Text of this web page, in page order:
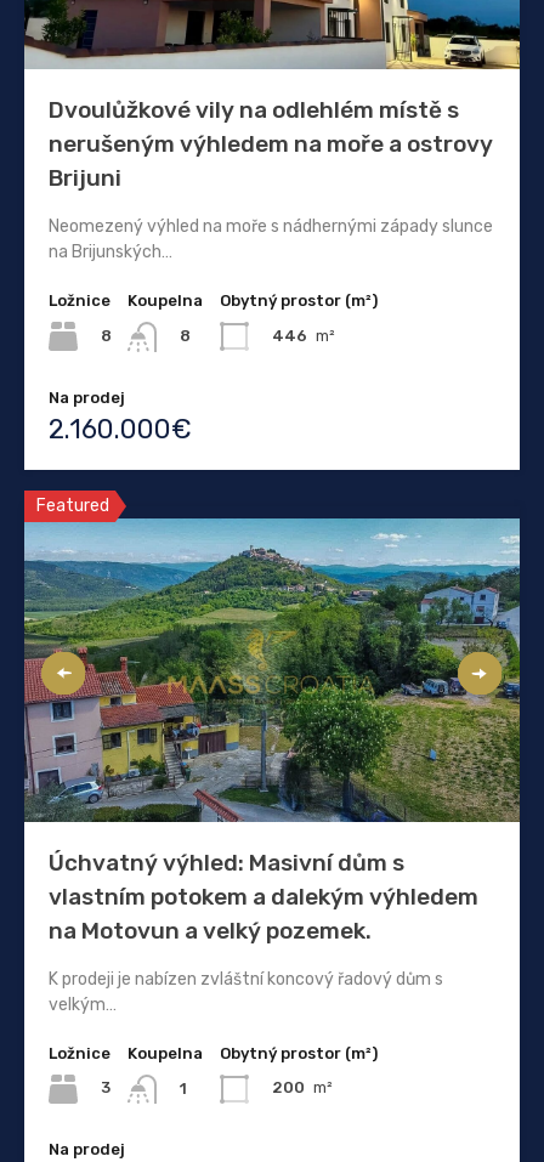
Dvoulůžkové vily na odlehlém místě s
nerušeným výhledem na moře a ostrovy
Brijuni
Neomezený výhled na moře s nádhernými západy slunce
na Brijunských…
Ložnice
8
Koupelna
8
Obytný prostor (m²)
446 m²
Na prodej
2.160.000€
Featured
Úchvatný výhled: Masivní dům s
vlastním potokem a dalekým výhledem
na Motovun a velký pozemek.
K prodeji je nabízen zvláštní koncový řadový dům s
velkým…
Ložnice
3
Koupelna
1
Obytný prostor (m²)
200 m²
Na prodej